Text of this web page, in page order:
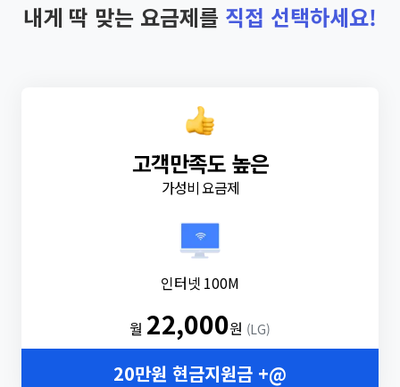
내게 딱 맞는 요금제를 직접 선택하세요!
고객만족도 높은
가성비 요금제
인터넷 100M
월 22,000원 (LG)
20만원 현금지원금 +@